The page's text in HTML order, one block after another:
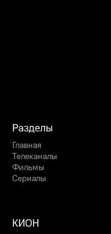
Разделы
Главная
Телеканалы
Фильмы
Сериалы
КИОН